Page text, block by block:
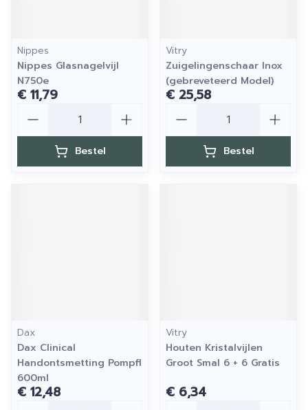
Nippes
Nippes Glasnagelvijl
N750e
€ 11,79
Bestel
Vitry
Zuigelingenschaar Inox
(gebreveteerd Model)
€ 25,58
Bestel
Dax
Dax Clinical
Handontsmetting Pompfl
600ml
€ 12,48
Vitry
Houten Kristalvijlen
Groot Smal 6 + 6 Gratis
€ 6,34